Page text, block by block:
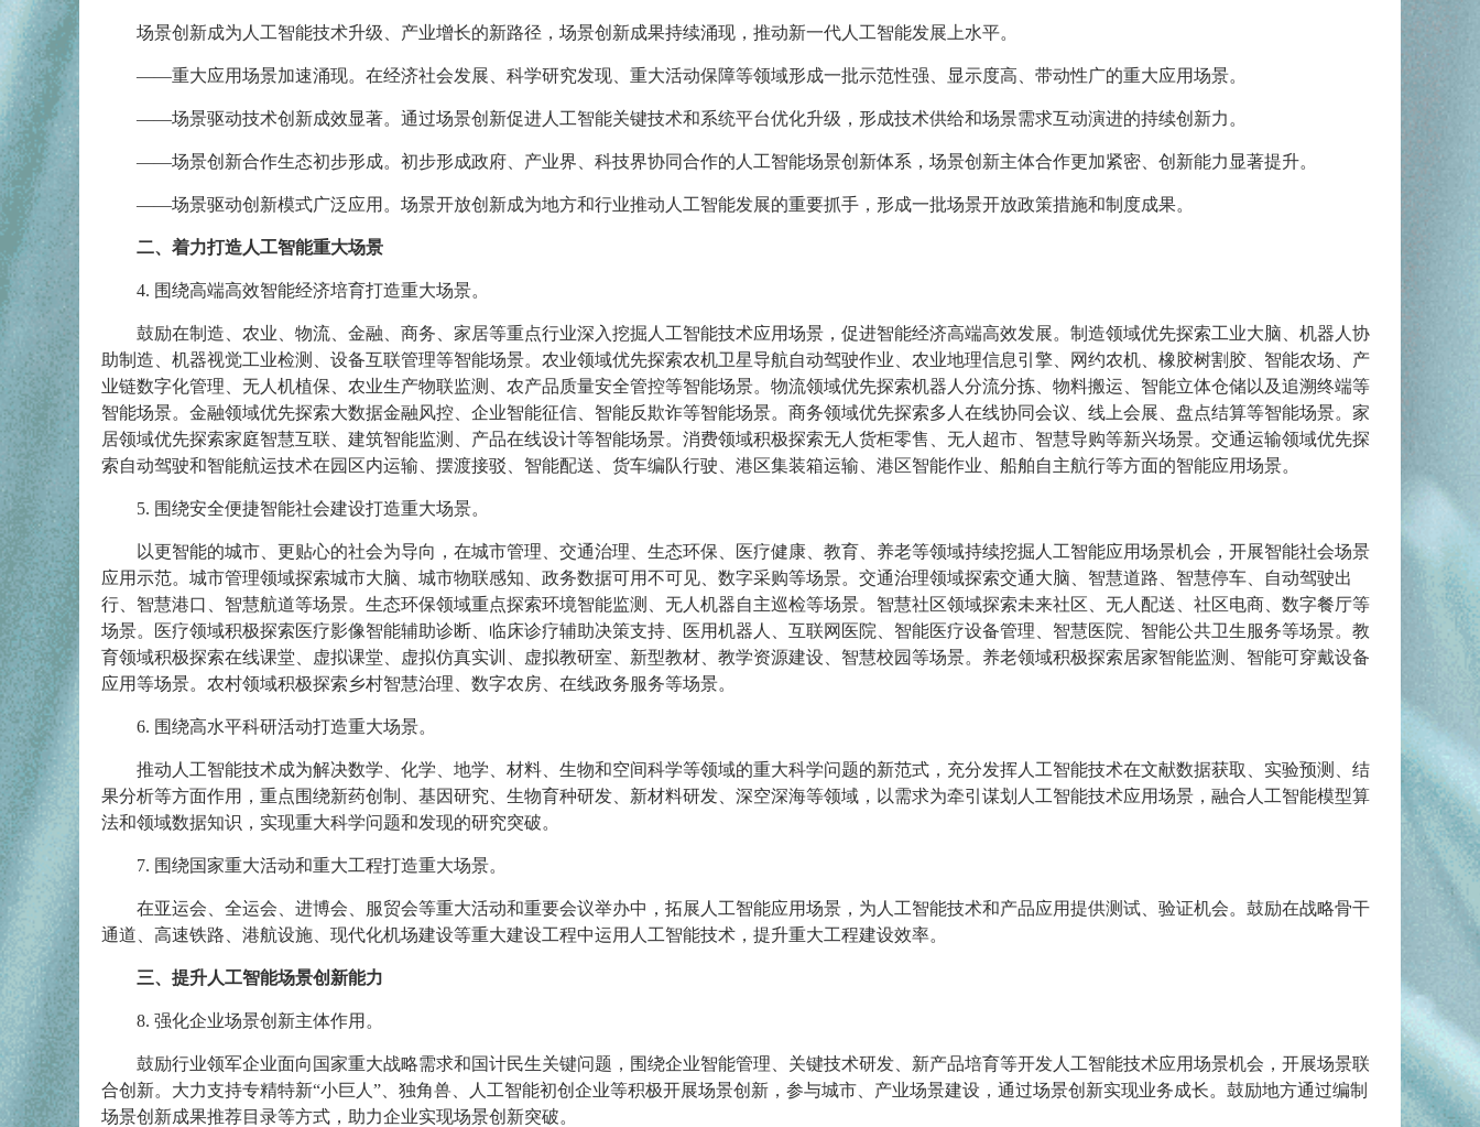
场景创新成为人工智能技术升级、产业增长的新路径，场景创新成果持续涌现，推动新一代人工智能发展上水平。
——重大应用场景加速涌现。在经济社会发展、科学研究发现、重大活动保障等领域形成一批示范性强、显示度高、带动性广的重大应用场景。
——场景驱动技术创新成效显著。通过场景创新促进人工智能关键技术和系统平台优化升级，形成技术供给和场景需求互动演进的持续创新力。
——场景创新合作生态初步形成。初步形成政府、产业界、科技界协同合作的人工智能场景创新体系，场景创新主体合作更加紧密、创新能力显著提升。
——场景驱动创新模式广泛应用。场景开放创新成为地方和行业推动人工智能发展的重要抓手，形成一批场景开放政策措施和制度成果。
二、着力打造人工智能重大场景
4. 围绕高端高效智能经济培育打造重大场景。
鼓励在制造、农业、物流、金融、商务、家居等重点行业深入挖掘人工智能技术应用场景，促进智能经济高端高效发展。制造领域优先探索工业大脑、机器人协
助制造、机器视觉工业检测、设备互联管理等智能场景。农业领域优先探索农机卫星导航自动驾驶作业、农业地理信息引擎、网约农机、橡胶树割胶、智能农场、产
业链数字化管理、无人机植保、农业生产物联监测、农产品质量安全管控等智能场景。物流领域优先探索机器人分流分拣、物料搬运、智能立体仓储以及追溯终端等
智能场景。金融领域优先探索大数据金融风控、企业智能征信、智能反欺诈等智能场景。商务领域优先探索多人在线协同会议、线上会展、盘点结算等智能场景。家
居领域优先探索家庭智慧互联、建筑智能监测、产品在线设计等智能场景。消费领域积极探索无人货柜零售、无人超市、智慧导购等新兴场景。交通运输领域优先探
索自动驾驶和智能航运技术在园区内运输、摆渡接驳、智能配送、货车编队行驶、港区集装箱运输、港区智能作业、船舶自主航行等方面的智能应用场景。
5. 围绕安全便捷智能社会建设打造重大场景。
以更智能的城市、更贴心的社会为导向，在城市管理、交通治理、生态环保、医疗健康、教育、养老等领域持续挖掘人工智能应用场景机会，开展智能社会场景
应用示范。城市管理领域探索城市大脑、城市物联感知、政务数据可用不可见、数字采购等场景。交通治理领域探索交通大脑、智慧道路、智慧停车、自动驾驶出
行、智慧港口、智慧航道等场景。生态环保领域重点探索环境智能监测、无人机器自主巡检等场景。智慧社区领域探索未来社区、无人配送、社区电商、数字餐厅等
场景。医疗领域积极探索医疗影像智能辅助诊断、临床诊疗辅助决策支持、医用机器人、互联网医院、智能医疗设备管理、智慧医院、智能公共卫生服务等场景。教
育领域积极探索在线课堂、虚拟课堂、虚拟仿真实训、虚拟教研室、新型教材、教学资源建设、智慧校园等场景。养老领域积极探索居家智能监测、智能可穿戴设备
应用等场景。农村领域积极探索乡村智慧治理、数字农房、在线政务服务等场景。
6. 围绕高水平科研活动打造重大场景。
推动人工智能技术成为解决数学、化学、地学、材料、生物和空间科学等领域的重大科学问题的新范式，充分发挥人工智能技术在文献数据获取、实验预测、结
果分析等方面作用，重点围绕新药创制、基因研究、生物育种研发、新材料研发、深空深海等领域，以需求为牵引谋划人工智能技术应用场景，融合人工智能模型算
法和领域数据知识，实现重大科学问题和发现的研究突破。
7. 围绕国家重大活动和重大工程打造重大场景。
在亚运会、全运会、进博会、服贸会等重大活动和重要会议举办中，拓展人工智能应用场景，为人工智能技术和产品应用提供测试、验证机会。鼓励在战略骨干
通道、高速铁路、港航设施、现代化机场建设等重大建设工程中运用人工智能技术，提升重大工程建设效率。
三、提升人工智能场景创新能力
8. 强化企业场景创新主体作用。
鼓励行业领军企业面向国家重大战略需求和国计民生关键问题，围绕企业智能管理、关键技术研发、新产品培育等开发人工智能技术应用场景机会，开展场景联
合创新。大力支持专精特新“小巨人”、独角兽、人工智能初创企业等积极开展场景创新，参与城市、产业场景建设，通过场景创新实现业务成长。鼓励地方通过编制
场景创新成果推荐目录等方式，助力企业实现场景创新突破。